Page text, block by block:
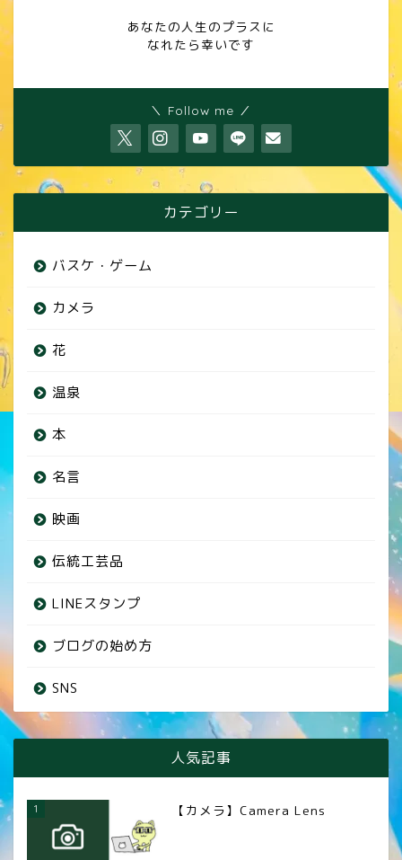
あなたの人生のプラスに
なれたら幸いです
＼ Follow me ／
カテゴリー
バスケ・ゲーム
カメラ
花
温泉
本
名言
映画
伝統工芸品
LINEスタンプ
ブログの始め方
SNS
人気記事
1 【カメラ】Camera Lens